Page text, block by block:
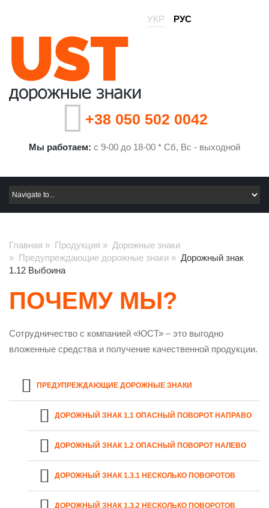
РУС
УКР
+38 050 502 0042
Мы работаем: с 9-00 до 18-00 * Сб, Вс - выходной
Главная » Продукция » Дорожные знаки
» Предупреждающие дорожные знаки » Дорожный знак
1.12 Выбоина
ПОЧЕМУ МЫ?
Сотрудничество с компанией «ЮСТ» – это выгодно
вложенные средства и получение качественной продукции.
ПРЕДУПРЕЖДАЮЩИЕ ДОРОЖНЫЕ ЗНАКИ
ДОРОЖНЫЙ ЗНАК 1.1 ОПАСНЫЙ ПОВОРОТ НАПРАВО
ДОРОЖНЫЙ ЗНАК 1.2 ОПАСНЫЙ ПОВОРОТ НАЛЕВО
ДОРОЖНЫЙ ЗНАК 1.3.1 НЕСКОЛЬКО ПОВОРОТОВ
ДОРОЖНЫЙ ЗНАК 1.3.2 НЕСКОЛЬКО ПОВОРОТОВ